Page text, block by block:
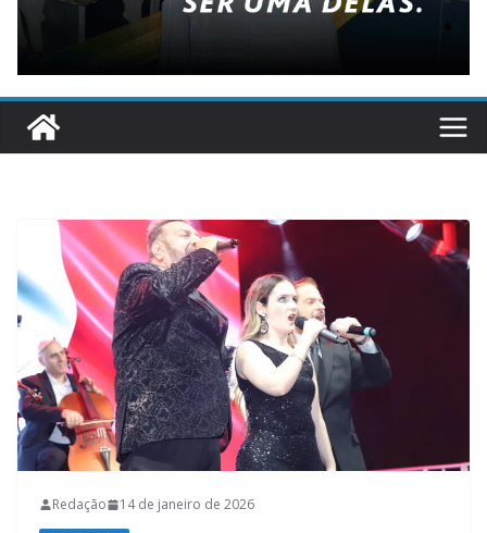
Redação 14 de janeiro de 2026